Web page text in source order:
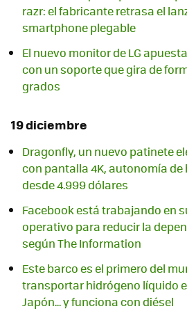
razr: el fabricante retrasa el
smartphone plegable
El nuevo monitor de LG
con un soporte que gira de
grados
19 diciembre
Dragonfly, un nuevo patinete
con pantalla 4K, autonomía de
desde 4.999 dólares
Facebook está trabajando en
operativo para reducir la
según The Information
Este barco es el primero del
transportar hidrógeno líquido
Japón... y funciona con diésel